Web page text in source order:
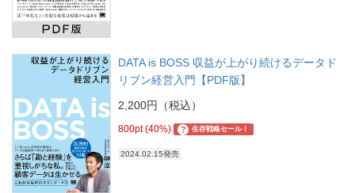
DATA is BOSS 収益が上がり続けるデータド
リブン経営入門【PDF版】
2,200円（税込）
800pt (40%) ? 生存戦略セール！
2024.02.15発売